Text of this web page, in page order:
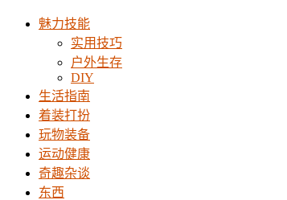
魅力技能
实用技巧
户外生存
DIY
生活指南
着装打扮
玩物装备
运动健康
奇趣杂谈
东西